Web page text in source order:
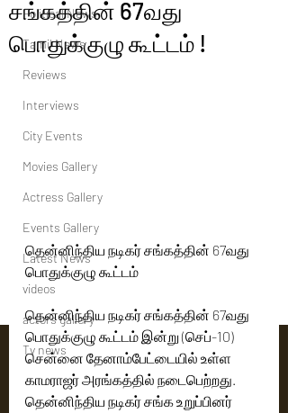
Political News
Tamil News
Reviews
Interviews
City Events
Movies Gallery
Actress Gallery
Events Gallery
Latest News
videos
actors gallery
Tv news
சங்கத்தின் 67வது
பொதுக்குழு கூட்டம் !
தென்னிந்திய நடிகர் சங்கத்தின் 67வது
பொதுக்குழு கூட்டம்
தென்னிந்திய நடிகர் சங்கத்தின் 67வது
பொதுக்குழு கூட்டம் இன்று (செப்-10)
சென்னை தேனாம்பேட்டையில் உள்ள
காமராஜர் அரங்கத்தில் நடைபெற்றது.
தென்னிந்திய நடிகர் சங்க உறுப்பினர்